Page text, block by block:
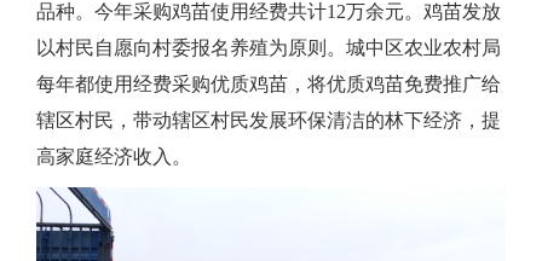
品种。今年采购鸡苗使用经费共计12万余元。鸡苗发放
以村民自愿向村委报名养殖为原则。城中区农业农村局
每年都使用经费采购优质鸡苗，将优质鸡苗免费推广给
辖区村民， 带动辖区村民发展环保清洁的林下经济，提
高家庭经济收入。